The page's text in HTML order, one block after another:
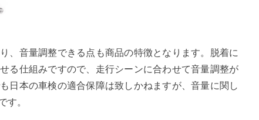
、音量調整できる点も商品の特徴となります。脱着に
る仕組みですので、走行シーンに合わせて音量調整が
日本の車検の適合保障は致しかねますが、音量に関し
す。